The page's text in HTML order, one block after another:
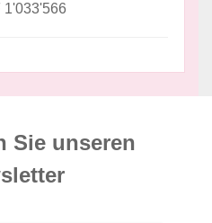
1'033'566
Sie unseren